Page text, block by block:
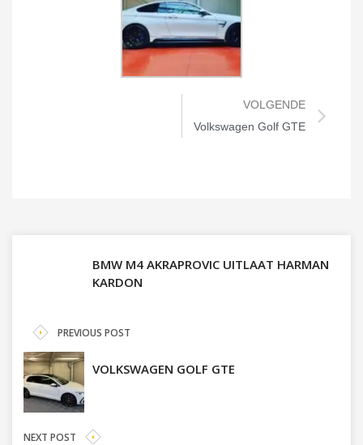
VOLGENDE
Volkswagen Golf GTE
BMW M4 AKRAPROVIC UITLAAT HARMAN
KARDON
PREVIOUS POST
VOLKSWAGEN GOLF GTE
NEXT POST